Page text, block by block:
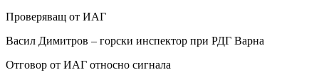
Проверяващ от ИАГ
Васил Димитров – горски инспектор при РДГ Варна
Отговор от ИАГ относно сигнала